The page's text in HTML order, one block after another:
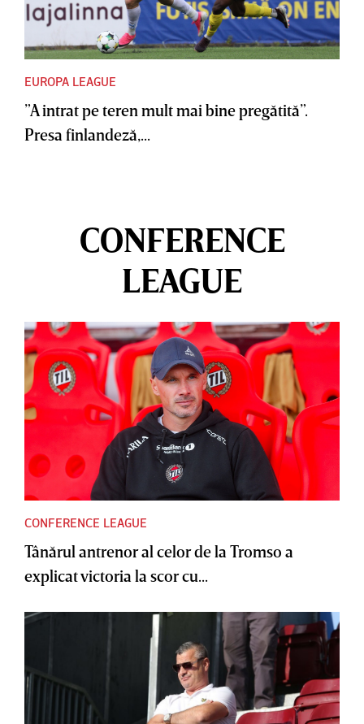
EUROPA LEAGUE
”A intrat pe teren mult mai bine pregătită”.
Presa finlandeză,...
CONFERENCE
LEAGUE
CONFERENCE LEAGUE
Tânărul antrenor al celor de la Tromso a
explicat victoria la scor cu...